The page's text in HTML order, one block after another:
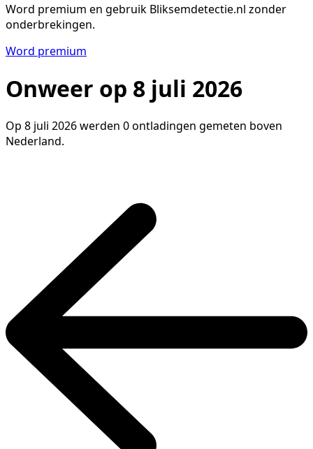
Word premium en gebruik Bliksemdetectie.nl zonder
onderbrekingen.
Word premium
Onweer op 8 juli 2026
Op 8 juli 2026 werden 0 ontladingen gemeten boven
Nederland.